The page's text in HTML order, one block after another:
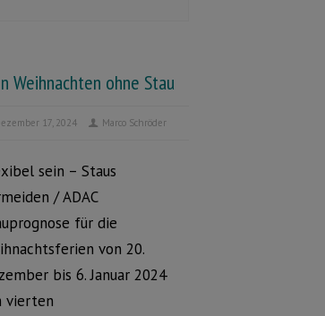
Weihnachten ohne Stau
17, 2024 Marco Schröder
sein – Staus
/ ADAC
für die
von 20.
bis 6. Januar 2024
vierten